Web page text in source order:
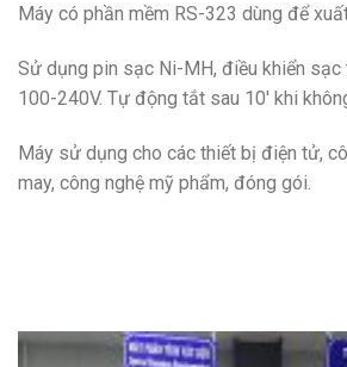
Máy có phần mềm RS-323 dùng để
Sử dụng pin sạc Ni-MH, điều khiển sạc
100-240V. Tự động tắt sau 10′ khi
Máy sử dụng cho các thiết bị điện tử,
may, công nghệ mỹ phẩm, đóng gói.